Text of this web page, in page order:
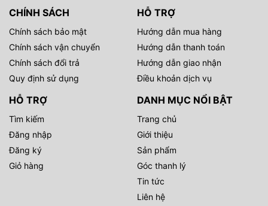
CHÍNH SÁCH
Chính sách bảo mật
Chính sách vận chuyển
Chính sách đổi trả
Quy định sử dụng
HỖ TRỢ
Hướng dẫn mua hàng
Hướng dẫn thanh toán
Hướng dẫn giao nhận
Điều khoản dịch vụ
HỖ TRỢ
Tìm kiếm
Đăng nhập
Đăng ký
Giỏ hàng
DANH MỤC NỔI BẬT
Trang chủ
Giới thiệu
Sản phẩm
Góc thanh lý
Tin tức
Liên hệ